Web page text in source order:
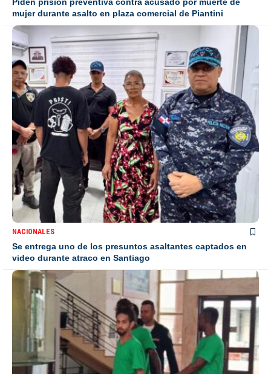
mujer durante asalto en plaza comercial de Piantini
NACIONALES
Se entrega uno de los presuntos asaltantes captados en
video durante atraco en Santiago